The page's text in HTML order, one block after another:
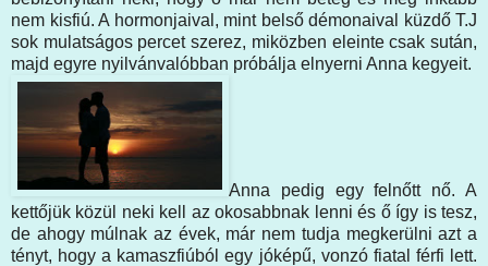
nem kisfiú. A hormonjaival, mint belső démonaival küzdő T.J
sok mulatságos percet szerez, miközben eleinte csak sután,
majd egyre nyilvánvalóbban próbálja elnyerni Anna kegyeit.
Anna pedig egy felnőtt nő. A
kettőjük közül neki kell az okosabbnak lenni és ő így is tesz,
de ahogy múlnak az évek, már nem tudja megkerülni azt a
tényt, hogy a kamaszfiúból egy jóképű, vonzó fiatal férfi lett.